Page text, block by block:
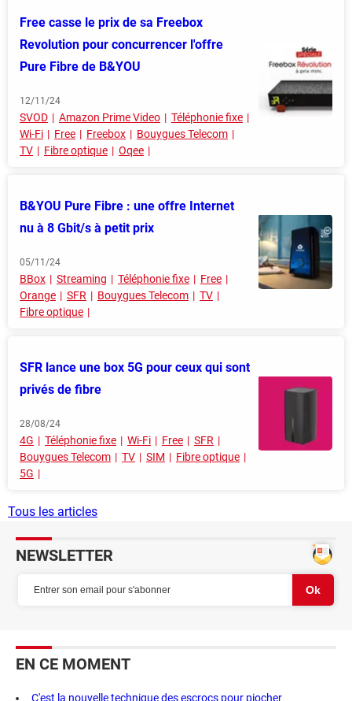
Free casse le prix de sa Freebox
Revolution pour concurrencer l'offre
Pure Fibre de B&YOU
12/11/24
SVOD Amazon Prime Video
Téléphonie fixe
Wi-Fi
Free Freebox
Bouygues Telecom
TV
Fibre optique Oqee
B&YOU Pure Fibre : une offre Internet
nu à 8 Gbit/s à petit prix
05/11/24
BBox Streaming Téléphonie fixe
Free
Orange
SFR Bouygues Telecom
TV
Fibre optique
SFR lance une box 5G pour ceux qui sont
privés de fibre
28/08/24
4G Téléphonie fixe Wi-Fi Free
SFR
Bouygues Telecom
TV SIM
Fibre optique
5G
Tous les articles
NEWSLETTER
EN CE MOMENT
C'est la nouvelle technique des escrocs pour piocher